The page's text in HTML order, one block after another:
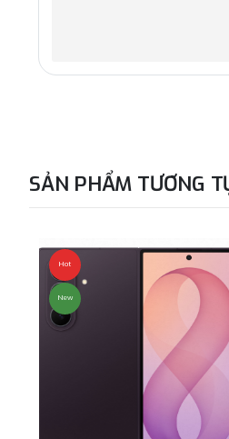
SẢN PHẨM TƯƠNG
Hot
New